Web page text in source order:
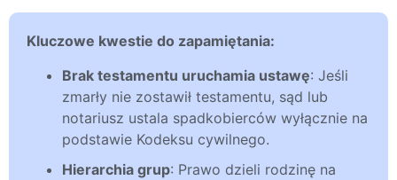
Kluczowe kwestie do zapamiętania:
Brak testamentu uruchamia ustawę: Jeśli
zmarły nie zostawił testamentu, sąd lub
notariusz ustala spadkobierców wyłącznie na
podstawie Kodeksu cywilnego.
Hierarchia grup: Prawo dzieli rodzinę na